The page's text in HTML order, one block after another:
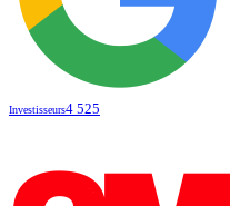
Investisseurs4 525